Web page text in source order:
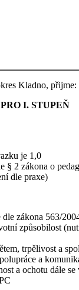
Kladno, přijme:
I. STUPEŇ
je 1,0
§ 2 zákona o
dle praxe)
zákona 563/
způsobilost
trpělivost a
a
a ochotu dále se